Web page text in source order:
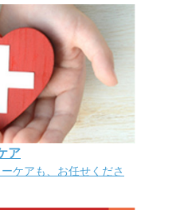
ア
ケアも、お任せくださ